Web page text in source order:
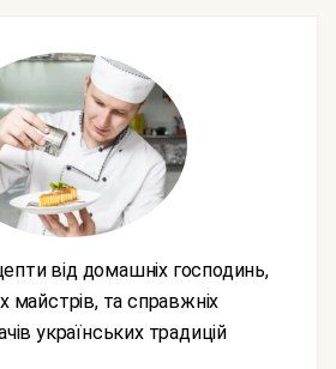
майстрів, та справжніх
українських традицій